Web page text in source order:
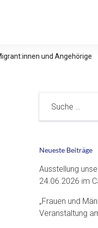
und Angehörige
Neueste Beiträge
Ausstellung
24.06.2026 im
„Frauen und
Veranstaltung